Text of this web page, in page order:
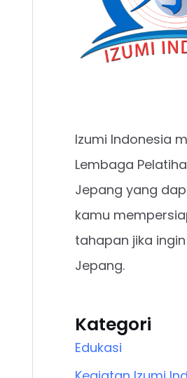
Izumi Indonesia
Lembaga
Jepang yang
kamu
tahapan jika
Jepang.
Kategori
Edukasi